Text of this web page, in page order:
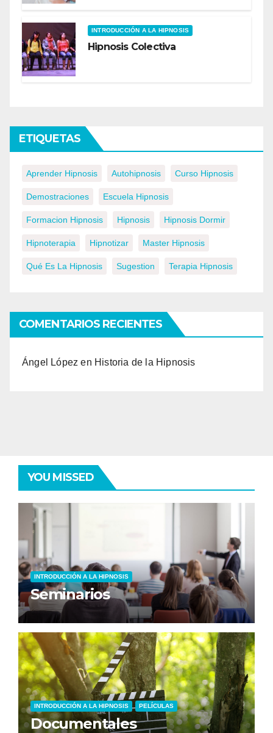
INTRODUCCIÓN A LA HIPNOSIS
Hipnosis Colectiva
ETIQUETAS
Aprender Hipnosis Autohipnosis Curso Hipnosis
Demostraciones Escuela Hipnosis
Formacion Hipnosis Hipnosis Hipnosis Dormir
Hipnoterapia Hipnotizar Master Hipnosis
Qué Es La Hipnosis Sugestion Terapia Hipnosis
COMENTARIOS RECIENTES
Ángel López en Historia de la Hipnosis
YOU MISSED
INTRODUCCIÓN A LA HIPNOSIS
Seminarios
INTRODUCCIÓN A LA HIPNOSIS PELÍCULAS
Documentales